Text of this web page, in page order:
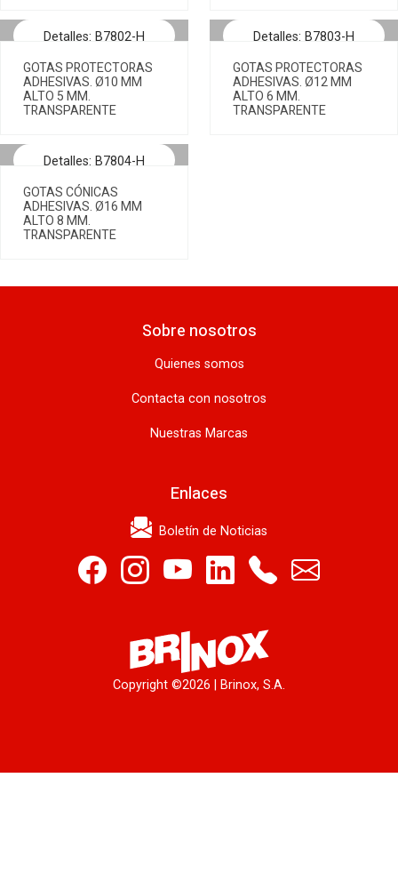
Detalles: B7802-H
GOTAS PROTECTORAS
ADHESIVAS. Ø10 MM
ALTO 5 MM.
TRANSPARENTE
Detalles: B7803-H
GOTAS PROTECTORAS
ADHESIVAS. Ø12 MM
ALTO 6 MM.
TRANSPARENTE
Detalles: B7804-H
GOTAS CÓNICAS
ADHESIVAS. Ø16 MM
ALTO 8 MM.
TRANSPARENTE
Sobre nosotros
Quienes somos
Contacta con nosotros
Nuestras Marcas
Enlaces
Boletín de Noticias
Copyright ©2026 | Brinox, S.A.